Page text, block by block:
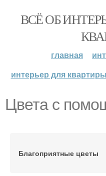
ВСЁ ОБ
главная
интерьер для квартиры
Цвета с
Благоприятные цветы